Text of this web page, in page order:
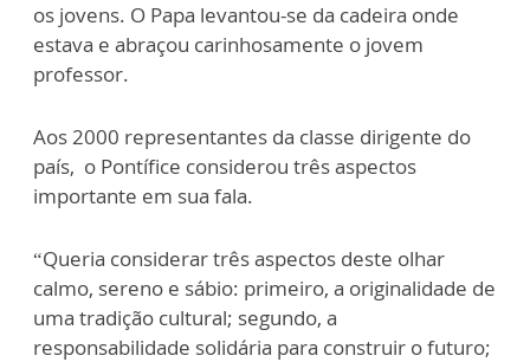
os jovens. O Papa levantou-se da cadeira onde
estava e abraçou carinhosamente o jovem
professor.
Aos 2000 representantes da classe dirigente do
país, o Pontífice considerou três aspectos
importante em sua fala.
“Queria considerar três aspectos deste olhar
calmo, sereno e sábio: primeiro, a originalidade de
uma tradição cultural; segundo, a
responsabilidade solidária para construir o futuro;